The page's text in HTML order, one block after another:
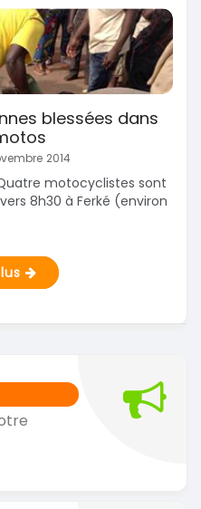
blessées dans
2014
motocyclistes sont
8h30 à Ferké (environ